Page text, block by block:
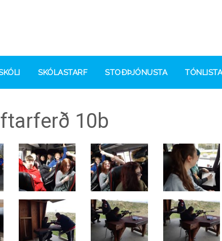
SKÓLASTARF STOÐÞJÓNUSTA
10b